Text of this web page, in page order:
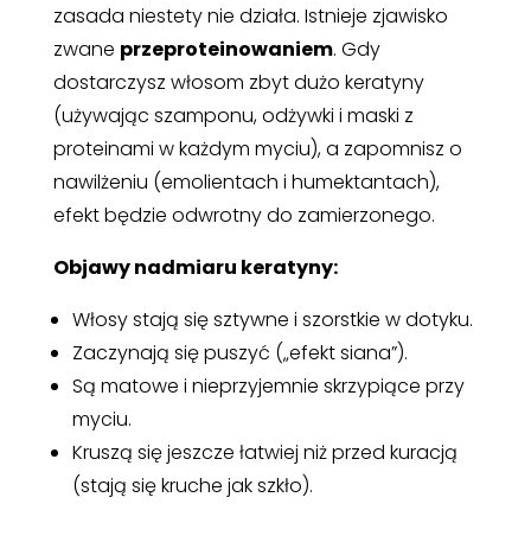
zasada niestety nie działa. Istnieje zjawisko
zwane przeproteinowaniem. Gdy
dostarczysz włosom zbyt dużo keratyny
(używając szamponu, odżywki i maski z
proteinami w każdym myciu), a zapomnisz o
nawilżeniu (emolientach i humektantach),
efekt będzie odwrotny do zamierzonego.
Objawy nadmiaru keratyny:
Włosy stają się sztywne i szorstkie w dotyku.
Zaczynają się puszyć („efekt siana”).
Są matowe i nieprzyjemnie skrzypiące przy
myciu.
Kruszą się jeszcze łatwiej niż przed kuracją
(stają się kruche jak szkło).